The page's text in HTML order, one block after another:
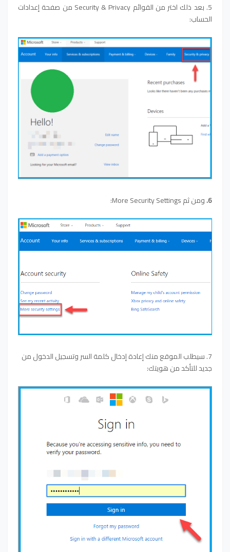
5. بعد ذلك اختر من القوائم Security & Privacy من صفحة إعدادات
الحساب:
6. ومن ثم More Security Settings:
7. سيطلب الموقع منك إعادة إدخال كلمة السر وتسجيل الدخول من
جديد للتأكد من هويتك: